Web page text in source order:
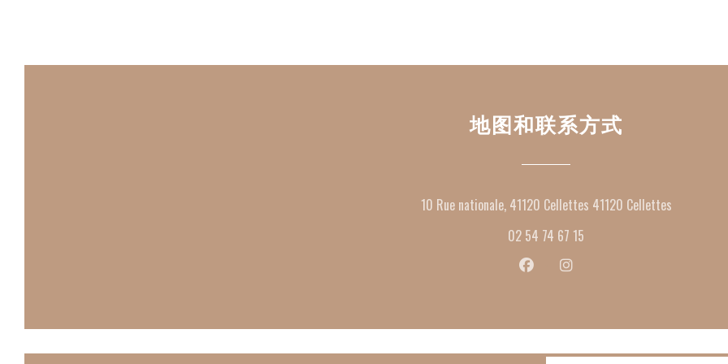
地图和联系方式
10 Rue nationale, 41120 Cellettes 41120 Cellettes((在新窗
02 54 74 67 15
Facebook ((在新窗口中打开))
Instagram ((在新窗口中打开